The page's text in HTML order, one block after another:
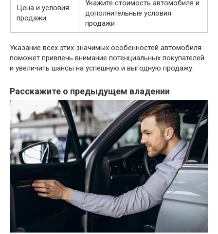
Цена и условия
продажи
Укажите стоимость автомобиля и
дополнительные условия
продажи
Указание всех этих значимых особенностей автомобиля
поможет привлечь внимание потенциальных покупателей
и увеличить шансы на успешную и выгодную продажу.
Расскажите о предыдущем владении